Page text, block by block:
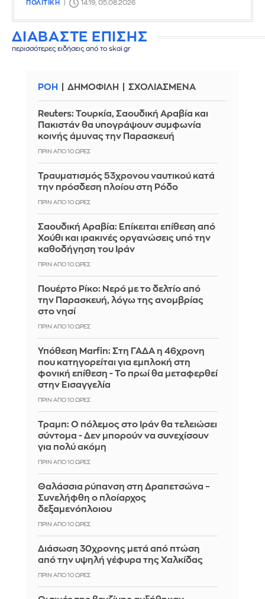
ΠΟΛΙΤΙΚΗ 14:19, 05.08.2026
ΔΙΑΒΑΣΤΕ ΕΠΙΣΗΣ
περισσότερες ειδήσεις από το skai.gr
ΡΟΗ ΔΗΜΟΦΙΛΗ ΣΧΟΛΙΑΣΜΕΝΑ
Reuters: Τουρκία, Σαουδική Αραβία και
Πακιστάν θα υπογράψουν συμφωνία
κοινής άμυνας την Παρασκευή
ΠΡΙΝ ΑΠΌ 10 ΏΡΕΣ
Τραυματισμός 53χρονου ναυτικού κατά
την πρόσδεση πλοίου στη Ρόδο
ΠΡΙΝ ΑΠΌ 10 ΏΡΕΣ
Σαουδική Αραβία: Επίκειται επίθεση από
Χούθι και ιρακινές οργανώσεις υπό την
καθοδήγηση του Ιράν
ΠΡΙΝ ΑΠΌ 10 ΏΡΕΣ
Πουέρτο Ρίκο: Νερό με το δελτίο από
την Παρασκευή, λόγω της ανομβρίας
στο νησί
ΠΡΙΝ ΑΠΌ 10 ΏΡΕΣ
Υπόθεση Marfin: Στη ΓΑΔΑ η 46χρονη
που κατηγορείται για εμπλοκή στη
φονική επίθεση - Το πρωί θα μεταφερθεί
στην Εισαγγελία
ΠΡΙΝ ΑΠΌ 10 ΏΡΕΣ
Τραμπ: Ο πόλεμος στο Ιράν θα τελειώσει
σύντομα - Δεν μπορούν να συνεχίσουν
για πολύ ακόμη
ΠΡΙΝ ΑΠΌ 10 ΏΡΕΣ
Θαλάσσια ρύπανση στη Δραπετσώνα –
Συνελήφθη ο πλοίαρχος
δεξαμενόπλοιου
ΠΡΙΝ ΑΠΌ 10 ΏΡΕΣ
Διάσωση 30χρονης μετά από πτώση
από την υψηλή γέφυρα της Χαλκίδας
ΠΡΙΝ ΑΠΌ 10 ΏΡΕΣ